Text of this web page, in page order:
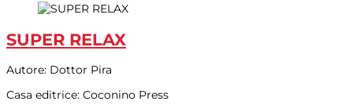
SUPER RELAX
Autore: Dottor Pira
Casa editrice: Coconino Press